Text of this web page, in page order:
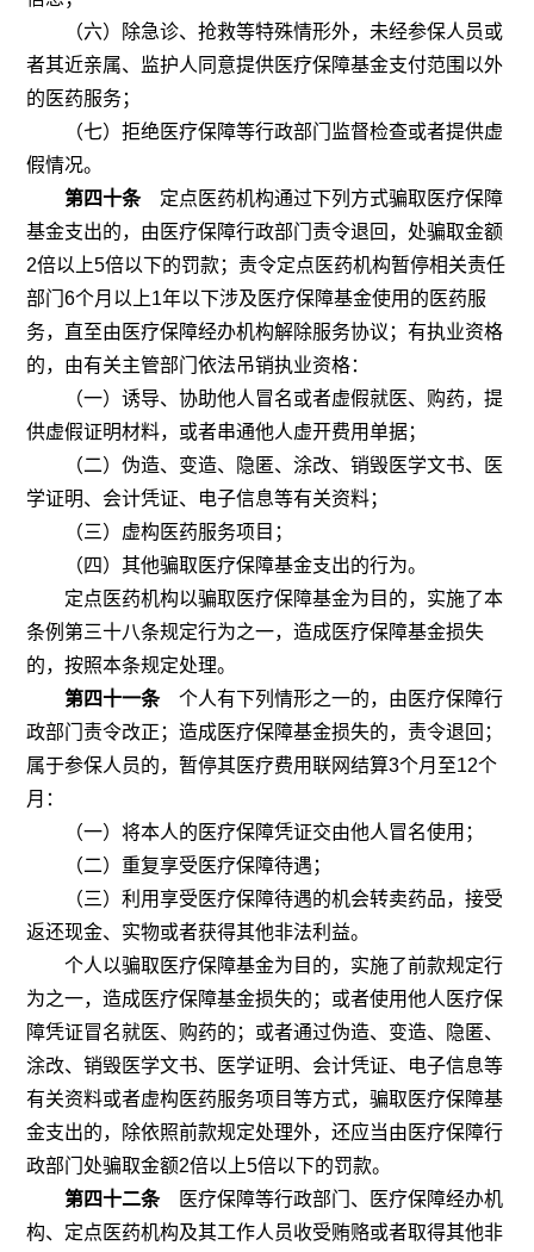
（六）除急诊、抢救等特殊情形外，未经参保人员或
者其近亲属、监护人同意提供医疗保障基金支付范围以外
的医药服务；
（七）拒绝医疗保障等行政部门监督检查或者提供虚
假情况。
第四十条定点医药机构通过下列方式骗取医疗保障
基金支出的，由医疗保障行政部门责令退回，处骗取金额
2倍以上5倍以下的罚款；责令定点医药机构暂停相关责任
部门6个月以上1年以下涉及医疗保障基金使用的医药服
务，直至由医疗保障经办机构解除服务协议；有执业资格
的，由有关主管部门依法吊销执业资格：
（一）诱导、协助他人冒名或者虚假就医、购药，提
供虚假证明材料，或者串通他人虚开费用单据；
（二）伪造、变造、隐匿、涂改、销毁医学文书、医
学证明、会计凭证、电子信息等有关资料；
（三）虚构医药服务项目；
（四）其他骗取医疗保障基金支出的行为。
定点医药机构以骗取医疗保障基金为目的，实施了本
条例第三十八条规定行为之一，造成医疗保障基金损失
的，按照本条规定处理。
第四十一条个人有下列情形之一的，由医疗保障行
政部门责令改正；造成医疗保障基金损失的，责令退回；
属于参保人员的，暂停其医疗费用联网结算3个月至12个
月：
（一）将本人的医疗保障凭证交由他人冒名使用；
（二）重复享受医疗保障待遇；
（三）利用享受医疗保障待遇的机会转卖药品，接受
返还现金、实物或者获得其他非法利益。
个人以骗取医疗保障基金为目的，实施了前款规定行
为之一，造成医疗保障基金损失的；或者使用他人医疗保
障凭证冒名就医、购药的；或者通过伪造、变造、隐匿、
涂改、销毁医学文书、医学证明、会计凭证、电子信息等
有关资料或者虚构医药服务项目等方式，骗取医疗保障基
金支出的，除依照前款规定处理外，还应当由医疗保障行
政部门处骗取金额2倍以上5倍以下的罚款。
第四十二条医疗保障等行政部门、医疗保障经办机
构、定点医药机构及其工作人员收受贿赂或者取得其他非